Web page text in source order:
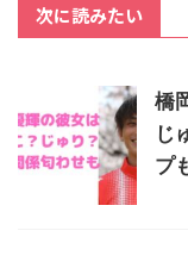
次に読みたい
橋
じ
プ